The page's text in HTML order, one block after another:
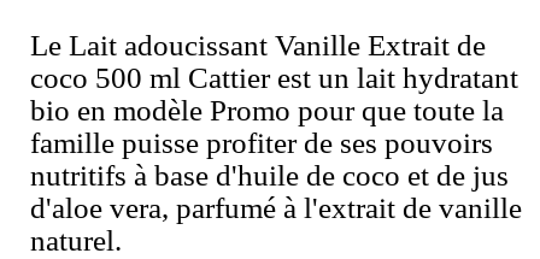
Le Lait adoucissant Vanille Extrait de
coco 500 ml Cattier est un lait hydratant
bio en modèle Promo pour que toute la
famille puisse profiter de ses pouvoirs
nutritifs à base d'huile de coco et de jus
d'aloe vera, parfumé à l'extrait de vanille
naturel.